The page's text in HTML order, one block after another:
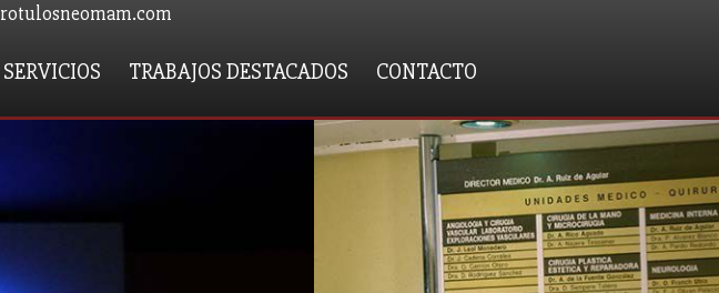
rotulosneomam.com
SERVICIOS TRABAJOS DESTACADOS CONTACTO
next